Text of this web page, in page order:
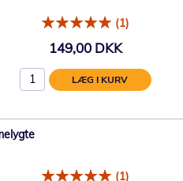
(1)
149,00 DKK
LÆG I KURV
(1)